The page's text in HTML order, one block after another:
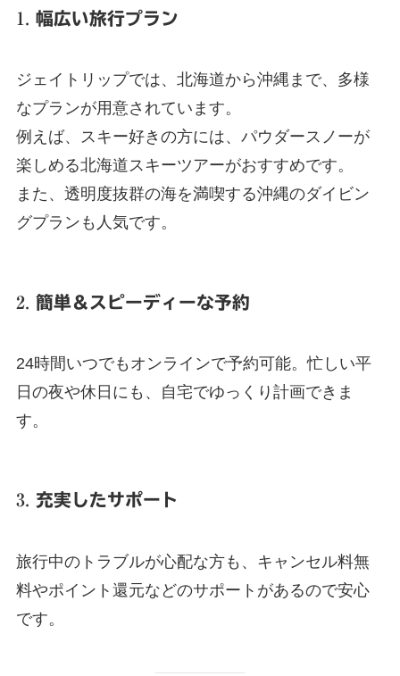
1. 幅広い旅行プラン
ジェイトリップでは、北海道から沖縄まで、多様
なプランが用意されています。
例えば、スキー好きの方には、パウダースノーが
楽しめる北海道スキーツアーがおすすめです。
また、透明度抜群の海を満喫する沖縄のダイビン
グプランも人気です。
2. 簡単＆スピーディーな予約
24時間いつでもオンラインで予約可能。忙しい平
日の夜や休日にも、自宅でゆっくり計画できま
す。
3. 充実したサポート
旅行中のトラブルが心配な方も、キャンセル料無
料やポイント還元などのサポートがあるので安心
です。